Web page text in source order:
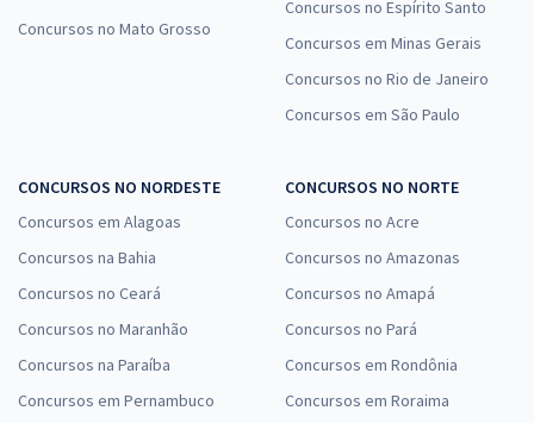
Prefeitura de Senador Canedo - GO - Analista de Saúde - Biomédico
à vista
Economize R$ 99,98 (-20%)
Comprar
Prefeitura de Senador Canedo - GO - Analista Educacional -
Nutricionista
R$ 399,92
à vista
Concursos no Mato Grosso
Concursos no Espírito Santo
Concursos em Minas Gerais
Concursos no Rio de Janeiro
Concursos em São Paulo
CONCURSOS NO NORDESTE
Concursos em Alagoas
Concursos na Bahia
Concursos no Ceará
Concursos no Maranhão
Concursos na Paraíba
Concursos em Pernambuco
CONCURSOS NO NORTE
Concursos no Acre
Concursos no Amazonas
Concursos no Amapá
Concursos no Pará
Concursos em Rondônia
Concursos em Roraima